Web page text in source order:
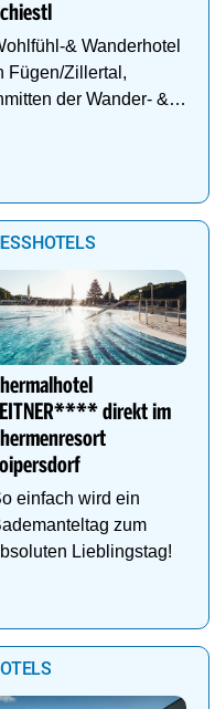
& Wanderhotel
Fügen/Zillertal,
der Wander- &
direkt im
einfach wird ein
zum
Lieblingstag!